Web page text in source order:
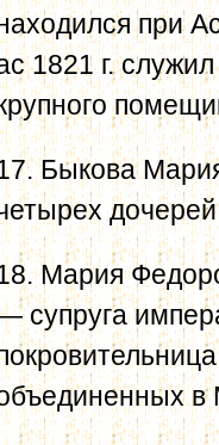
при
1821 г.
Быкова
Мария
супруга
в